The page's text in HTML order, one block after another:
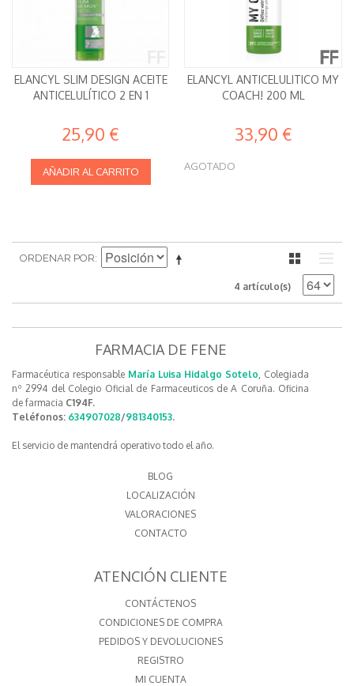
ELANCYL SLIM DESIGN ACEITE
ANTICELULÍTICO 2 EN 1
25,90 €
AÑADIR AL CARRITO
ELANCYL ANTICELULITICO MY
COACH! 200 ML
33,90 €
AGOTADO
ORDENAR POR
4 artículo(s)
FARMACIA DE FENE
Farmacéutica responsable María Luisa Hidalgo Sotelo , Colegiada
nº 2994 del Colegio Oficial de Farmaceuticos de A Coruña. Oficina
de farmacia C194F.
Teléfonos: 634907028/981340153.
El servicio de mantendrá operativo todo el año.
BLOG
LOCALIZACIÓN
VALORACIONES
CONTACTO
ATENCIÓN CLIENTE
CONTÁCTENOS
CONDICIONES DE COMPRA
PEDIDOS Y DEVOLUCIONES
REGISTRO
MI CUENTA